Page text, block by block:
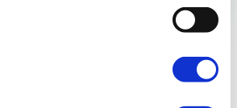
en el Foro EQ-ETSE de la…
Talento